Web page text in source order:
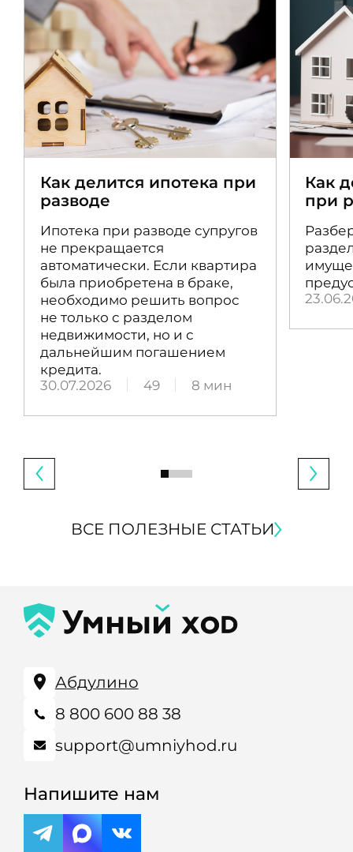
Как делится ипотека при
разводе
Ипотека при разводе супругов
не прекращается
автоматически. Если квартира
была приобретена в браке,
необходимо решить вопрос
не только с разделом
недвижимости, но и с
дальнейшим погашением
кредита.
30.07.2026
49 8 мин
Как
при
ВСЕ ПОЛЕЗНЫЕ СТАТЬИ
Абдулино
8 800 600 88 38
support@umniyhod.ru
Напишите нам